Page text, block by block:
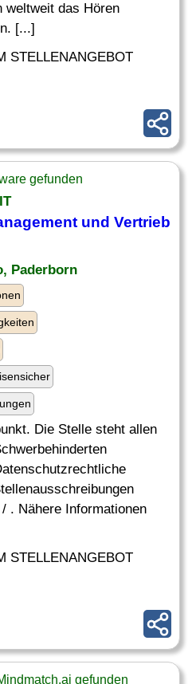
weltweit das Hören
[...]
STELLENANGEBOT
gefunden
und Vertrieb
Paderborn
Die Stelle steht allen
. Nähere Informationen
STELLENANGEBOT
gefunden